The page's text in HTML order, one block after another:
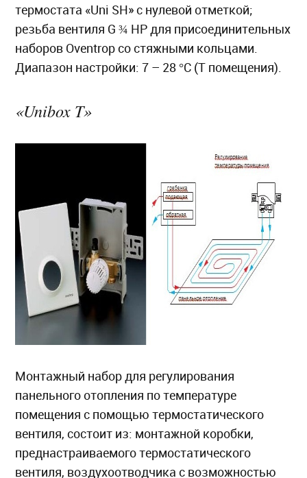
термостата «Uni SH» c нулевой отметкой;
резьба вентиля G ¾ НР для присоединительных
наборов Oventrop со стяжными кольцами.
Диапазон настройки: 7 – 28 °C (T помещения).
«Unibox T»
Монтажный набор для регулирования
панельного отопления по температуре
помещения с помощью термостатического
вентиля, состоит из: монтажной коробки,
преднастраиваемого термостатического
вентиля, воздухоотводчика c возможностью